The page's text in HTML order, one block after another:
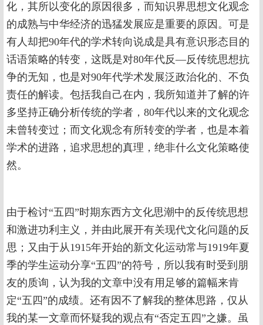
化，其所以变化的原因很多，而知识界思想文化观念
的成熟与中华经济的迅猛发展应是重要的原因。可是
有人却把90年代的学术转向说成是具有意识形态目的
话语策略的转变，这既是对80年代反—反传统思想抗
争的无知，也是对90年代学术发展泛政治化的、不负
责任的解读。包括我自己在内，我所知道并了解的许
多坚持正确分析传统的学者，80年代以来的文化观念
未曾转变过；而文化观念有所转变的学者，也是本着
学术的进路，追求思想的真理，绝非什么文化策略使
然。
由于检讨“五四”时期东西方文化思潮中的反传统思想
和激进功利主义，并由此展开有关现代文化问题的反
思；又由于从1915年开始的新文化运动常与1919年夏
季的学生运动分享“五四”的符号，所以我有时受到朋
友的质询，认为我的文章中没有用足够的篇幅来肯
定“五四”的成绩。还有因不了解我的整体思路，仅从
我的某一文章而怀疑我的观点有“否定五四”之嫌。虽